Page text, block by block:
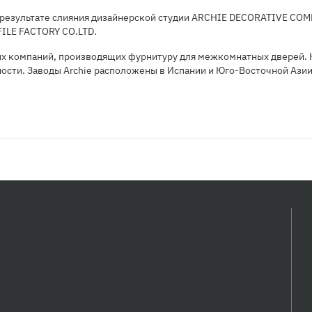
слияния дизайнерской студии ARCHIE DECORATIVE
FACTORY CO.LTD.
компаний, производящих фурнитуру для межкомнатных дверей.
Заводы Archie расположены в Испании и Юго-Восточной